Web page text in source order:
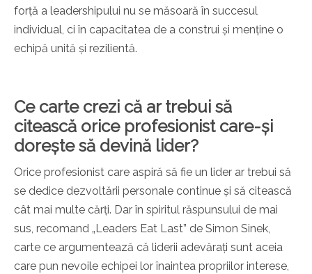
forță a leadershipului nu se măsoară în succesul
individual, ci în capacitatea de a construi și menține o
echipă unită și rezilientă.
Ce carte crezi că ar trebui să
citească orice profesionist care-și
dorește să devină lider?
Orice profesionist care aspiră să fie un lider ar trebui să
se dedice dezvoltării personale continue și să citească
cât mai multe cărți. Dar în spiritul răspunsului de mai
sus, recomand „Leaders Eat Last” de Simon Sinek,
carte ce argumentează că liderii adevărați sunt aceia
care pun nevoile echipei lor înaintea propriilor interese,